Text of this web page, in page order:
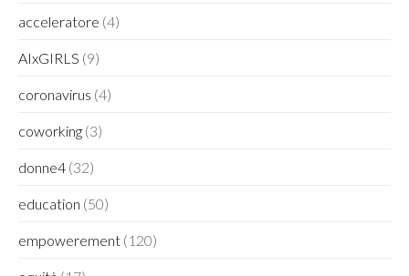
acceleratore (4)
AIxGIRLS (9)
coronavirus (4)
coworking (3)
donne4 (32)
education (50)
empowerement (120)